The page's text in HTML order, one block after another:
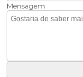
Mensagem